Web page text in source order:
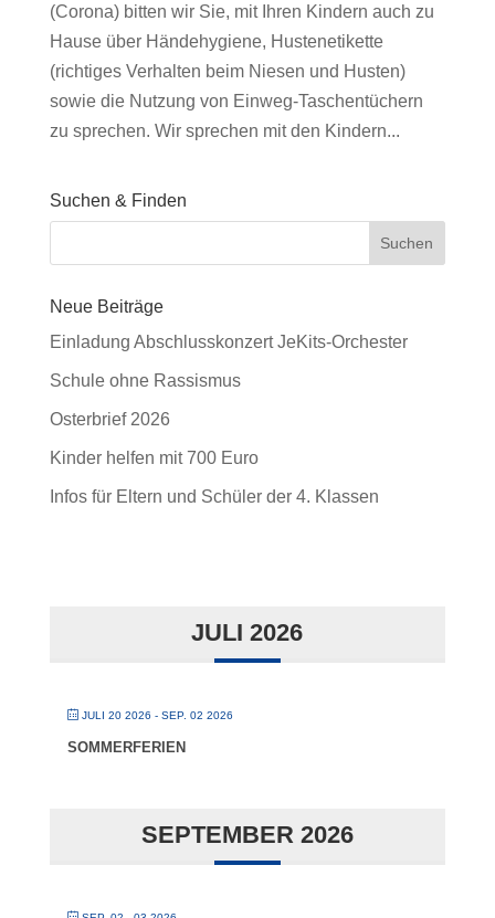
(Corona) bitten wir Sie, mit Ihren Kindern auch zu
Hause über Händehygiene, Hustenetikette
(richtiges Verhalten beim Niesen und Husten)
sowie die Nutzung von Einweg-Taschentüchern
zu sprechen. Wir sprechen mit den Kindern...
Suchen & Finden
Neue Beiträge
Einladung Abschlusskonzert JeKits-Orchester
Schule ohne Rassismus
Osterbrief 2026
Kinder helfen mit 700 Euro
Infos für Eltern und Schüler der 4. Klassen
JULI 2026
JULI 20 2026 - SEP. 02 2026
SOMMERFERIEN
SEPTEMBER 2026